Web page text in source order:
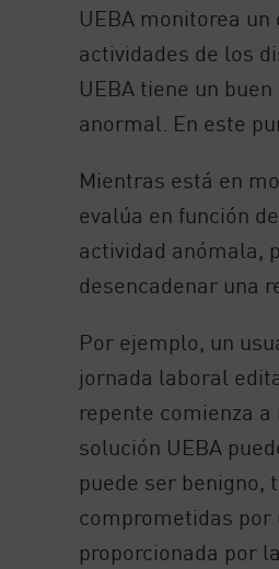
UEBA monitorea
actividades de los
UEBA tiene un
anormal. En este
Mientras está en
evalúa en función
actividad anómala,
desencadenar una
Por ejemplo, un
jornada laboral
repente comienza
solución UEBA
puede ser
comprometidas por
proporcionada por